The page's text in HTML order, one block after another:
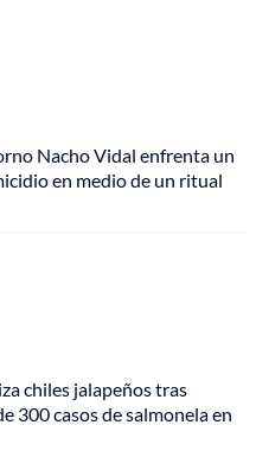
Nacho Vidal enfrenta un
en medio de un ritual
chiles jalapeños tras
300 casos de salmonela en